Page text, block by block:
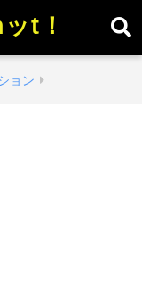
t！
ョン